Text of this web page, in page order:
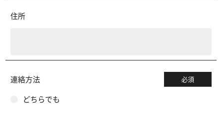
住所
連絡方法 必須
どちらでも